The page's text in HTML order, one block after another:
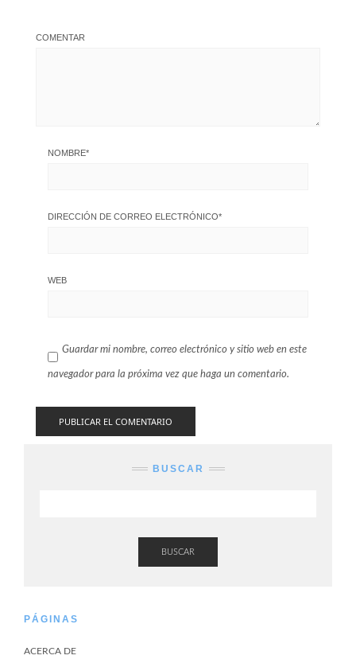
COMENTAR
NOMBRE*
DIRECCIÓN DE CORREO ELECTRÓNICO*
WEB
Guardar mi nombre, correo electrónico y sitio web en este
navegador para la próxima vez que haga un comentario.
BUSCAR
BUSCAR
PÁGINAS
ACERCA DE